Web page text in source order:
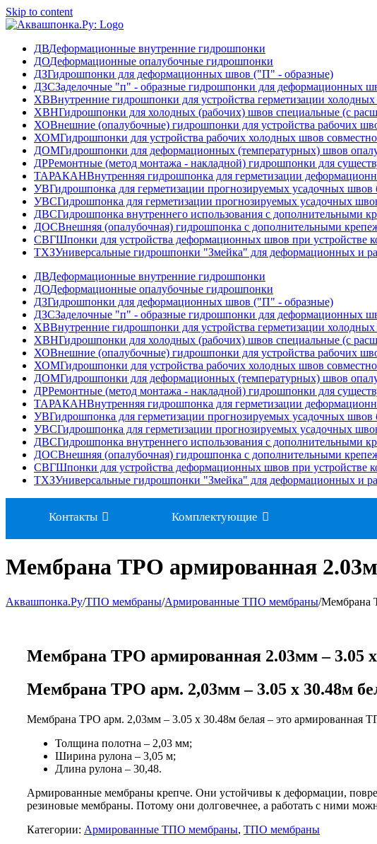
Skip to content
ДВДеформационные внутренние гидрошпонки
ДОДеформационные опалубочные гидрошпонки
ДЗГидрошпонки для деформационных швов ("П" - образные)
ДЗСЗаделочные "п" - образные гидрошпонки для деформационных
ХВВнутренние гидрошпонки для устройства герметизации
ХВНГидрошпонки для холодных (рабочих) швов специальные (с
ХОВнешние (опалубочные) гидрошпонки для устройства рабочих
ХОМГидрошпонки для устройства рабочих холодных швов
ДОМГидрошпонки для деформационных (температурных) швов
ДРРемонтные (метод монтажа - накладной) гидрошпонки для
ТАРАКАНВнутренняя гидрошпонка для герметизации
УВГидрошпонка для герметизации прогнозируемых усадочных
УВСГидрошпонка для герметизации прогнозируемых усадочных
ДВСГидрошпонка внутреннего использования с дополнительными
ДОСВнешняя (опалубочная) гидрошпонка с дополнительными
СВГШпонки для устройства деформационных швов при устройстве
ТХЗУниверсальные гидрошпонки "Змейка" для деформационных и
ДВДеформационные внутренние гидрошпонки
ДОДеформационные опалубочные гидрошпонки
ДЗГидрошпонки для деформационных швов ("П" - образные)
ДЗСЗаделочные "п" - образные гидрошпонки для деформационных
ХВВнутренние гидрошпонки для устройства герметизации
ХВНГидрошпонки для холодных (рабочих) швов специальные (с
ХОВнешние (опалубочные) гидрошпонки для устройства рабочих
ХОМГидрошпонки для устройства рабочих холодных швов
ДОМГидрошпонки для деформационных (температурных) швов
ДРРемонтные (метод монтажа - накладной) гидрошпонки для
ТАРАКАНВнутренняя гидрошпонка для герметизации
УВГидрошпонка для герметизации прогнозируемых усадочных
УВСГидрошпонка для герметизации прогнозируемых усадочных
ДВСГидрошпонка внутреннего использования с дополнительными
ДОСВнешняя (опалубочная) гидрошпонка с дополнительными
СВГШпонки для устройства деформационных швов при устройстве
ТХЗУниверсальные гидрошпонки "Змейка" для деформационных и
Контакты Комплектующие
Мембрана TPO армированная
Аквашпонка.Ру/ТПО мембраны/Армированные ТПО мембраны/Мембрана
Мембрана TPO армированная 2.03мм – 3.05
Мембрана TPO арм. 2,03мм – 3.05 х 30.48м
Мембрана TPO арм. 2,03мм – 3.05 х 30.48м белая – это армированная
Толщина полотна – 2,03 мм;
Ширина рулона – 3,05 м;
Длина рулона – 30,48.
Армированные мембраны крепче. Они устойчивы к деформации,
резиновые мембраны. Потому они долговечнее, а работать с ними
Категории: Армированные ТПО мембраны, ТПО мембраны